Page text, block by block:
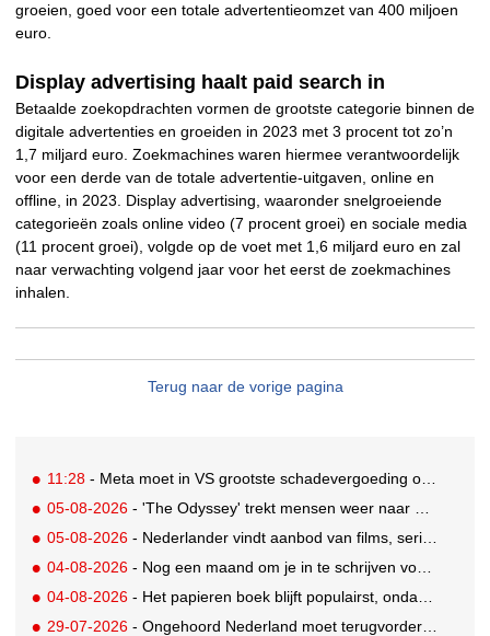
groeien, goed voor een totale advertentieomzet van 400 miljoen
euro.
Display advertising haalt paid search in
Betaalde zoekopdrachten vormen de grootste categorie binnen de
digitale advertenties en groeiden in 2023 met 3 procent tot zo’n
1,7 miljard euro. Zoekmachines waren hiermee verantwoordelijk
voor een derde van de totale advertentie-uitgaven, online en
offline, in 2023. Display advertising, waaronder snelgroeiende
categorieën zoals online video (7 procent groei) en sociale media
(11 procent groei), volgde op de voet met 1,6 miljard euro en zal
naar verwachting volgend jaar voor het eerst de zoekmachines
inhalen.
Terug naar de vorige pagina
11:28 - Meta moet in VS grootste schadevergoeding ooit betalen: 567 miljoen dollar
05-08-2026 - 'The Odyssey' trekt mensen weer naar de bioscoop
05-08-2026 - Nederlander vindt aanbod van films, series en sport vaak versnipperd
04-08-2026 - Nog een maand om je in te schrijven voor de Mercurs 2026
04-08-2026 - Het papieren boek blijft populairst, ondanks digitale alternatieven
29-07-2026 - Ongehoord Nederland moet terugvordering betalen aan Commissariaat voor de Media